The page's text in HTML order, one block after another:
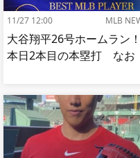
11/27 12:00 MLB
大谷翔平26号ホームラン！
本日2本目の本塁打 なお